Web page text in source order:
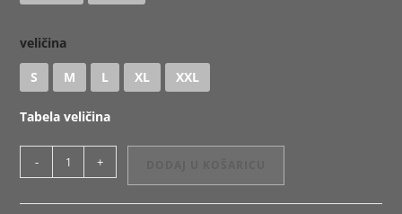
veličina
S
M L XL XXL
Tabela veličina
ili
Hoodie
- +